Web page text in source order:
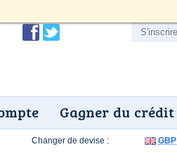
Gagner du
S'inscrire
Changer de devise : GBP